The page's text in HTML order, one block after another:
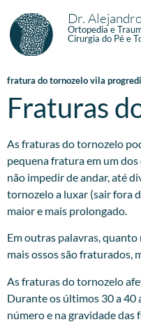
Dr.
Ortopedia e
Cirurgia do Pé e
fratura do tornozelo vila
Fraturas
As fraturas do tornozelo
pequena fratura em um
não impedir de andar, até
tornozelo a luxar (sair fora
maior e mais prolongado.
Em outras palavras,
mais ossos são fraturados,
As fraturas do tornozelo
Durante os últimos 30 a
número e na gravidade